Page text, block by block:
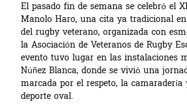
El pasado fin de semana se celebró el
Manolo Haro, una cita ya tradicional
del rugby veterano, organizada con
la Asociación de Veteranos de Rugby
evento tuvo lugar en las instalaciones
Núñez Blanca, donde se vivió una
marcada por el respeto, la
deporte oval.